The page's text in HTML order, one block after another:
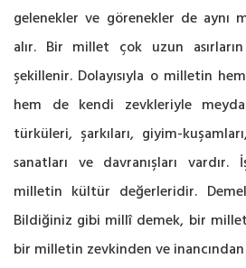
gelenekler ve görenekler de aynı
alır. Bir millet çok uzun
şekillenir. Dolayısıyla o milletin
hem de kendi zevkleriyle
türküleri, şarkıları, giyim-
sanatları ve davranışları
milletin kültür değerleridir.
Bildiğiniz gibi millî demek, bir
bir milletin zevkinden ve